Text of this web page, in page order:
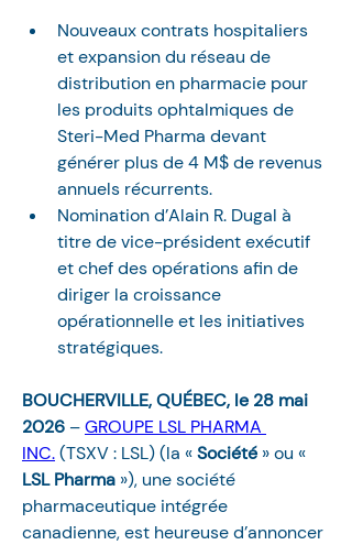
Nouveaux contrats hospitaliers
et expansion du réseau de
distribution en pharmacie pour
les produits ophtalmiques de
Steri-Med Pharma devant
générer plus de 4 M$ de revenus
annuels récurrents.
Nomination d’Alain R. Dugal à
titre de vice-président exécutif
et chef des opérations afin de
diriger la croissance
opérationnelle et les initiatives
stratégiques.
BOUCHERVILLE, QUÉBEC, le 28 mai
2026 – GROUPE LSL PHARMA
INC. (TSXV : LSL) (la « Société » ou «
LSL Pharma »), une société
pharmaceutique intégrée
canadienne, est heureuse d’annoncer